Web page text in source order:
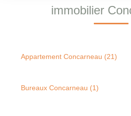
A La
Type de bienimmobilier
Appartement Concarneau (21)
Bureaux Concarneau (1)